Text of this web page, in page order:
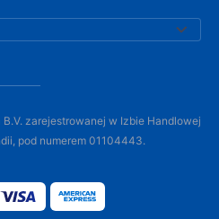
B.V. zarejestrowanej w Izbie Handlowej
pod numerem 01104443.